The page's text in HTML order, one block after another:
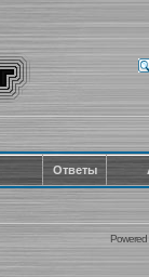
Ответы